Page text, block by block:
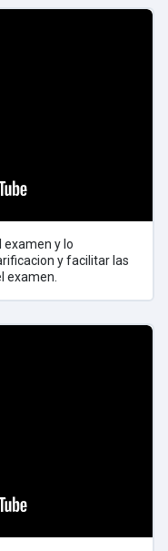
examen y lo
y facilitar las
examen.